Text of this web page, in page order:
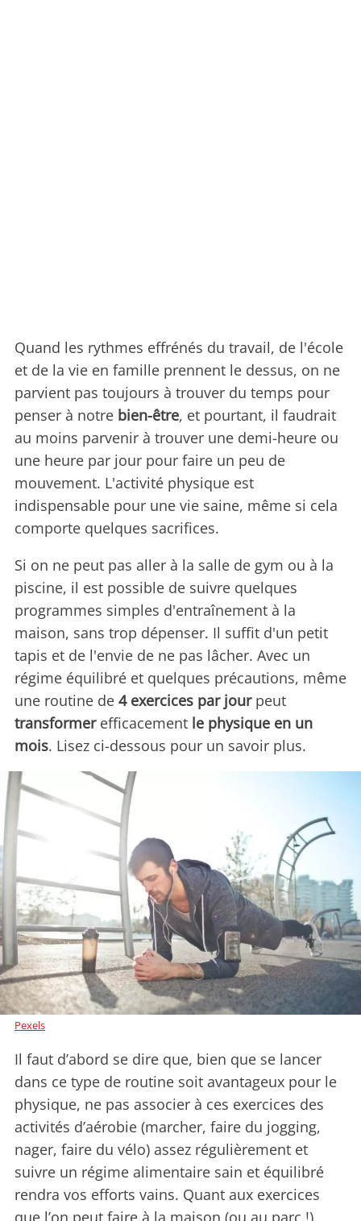
Quand les rythmes effrénés du travail, de l'école
et de la vie en famille prennent le dessus, on ne
parvient pas toujours à trouver du temps pour
penser à notre bien-être, et pourtant, il faudrait
au moins parvenir à trouver une demi-heure ou
une heure par jour pour faire un peu de
mouvement. L'activité physique est
indispensable pour une vie saine, même si cela
comporte quelques sacrifices.
Si on ne peut pas aller à la salle de gym ou à la
piscine, il est possible de suivre quelques
programmes simples d'entraînement à la
maison, sans trop dépenser. Il suffit d'un petit
tapis et de l'envie de ne pas lâcher. Avec un
régime équilibré et quelques précautions, même
une routine de 4 exercices par jourpeut
transformerefficacement le physique en un
mois. Lisez ci-dessous pour un savoir plus.
Pexels
Il faut d’abord se dire que, bien que se lancer
dans ce type de routine soit avantageux pour le
physique, ne pas associer à ces exercices des
activités d’aérobie (marcher, faire du jogging,
nager, faire du vélo) assez régulièrement et
suivre un régime alimentaire sain et équilibré
rendra vos efforts vains. Quant aux exercices
que l’on peut faire à la maison (ou au parc !)